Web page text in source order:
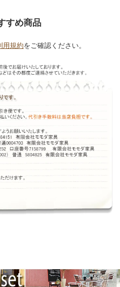
すめ商品
用規約をご確認ください。